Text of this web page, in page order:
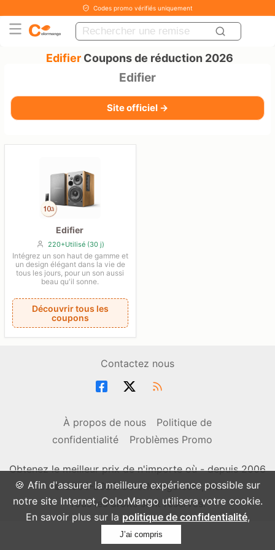
🍪 Afin d'assurer la meilleure expérience possible sur
notre site Internet, ColorMango utilisera votre cookie.
En savoir plus sur la politique de confidentialité,
J’ai compris
Codes promo vérifiés uniquement
EdifierCoupons de réduction 2026
Edifier
Site officiel →
Edifier
220+Utilisé (30 j)
Intégrez un son haut de gamme et
un design élégant dans la vie de
tous les jours, pour un son aussi
beau qu'il sonne.
Découvrir tous les
coupons
Contactez nous
À propos de nous
Politique de
confidentialité
Problèmes Promo
Obtenez le meilleur prix de n'importe où - depuis 2006
© 2006-2026 ColorMango.com, Inc.
Tous les droits sont réservés.